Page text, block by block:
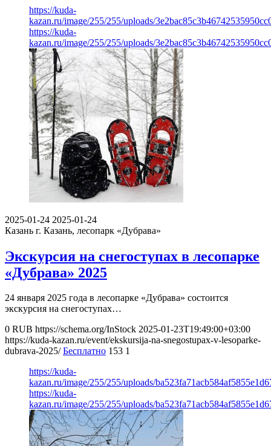
https://kuda-
kazan.ru/image/255/255/uploads/
https://kuda-
kazan.ru/image/255/255/uploads/
2025-01-24 2025-01-24
Казань г. Казань, лесопарк «Дубрава»
Экскурсия на снегоступах в лесопарке
«Дубрава» 2025
24 января 2025 года в лесопарке «Дубрава» состоится
экскурсия на снегоступах…
0 RUB https://schema.org/InStock 2025-01-23T19:49:00+03:00
https://kuda-kazan.ru/event/ekskursija-na-snegostupax-v-lesoparke-
dubrava-2025/ Бесплатно 153 1
https://kuda-
kazan.ru/image/255/255/uploads/
https://kuda-
kazan.ru/image/255/255/uploads/